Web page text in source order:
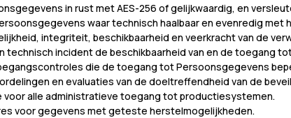
in rust met AES-256 of gelijkwaardig, en
waar technisch haalbaar en evenredig met
integriteit, beschikbaarheid en veerkracht van de
technisch incident de beschikbaarheid van en de toegang
die de toegang tot Persoonsgegevens
en evaluaties van de doeltreffendheid van de
alle administratieve toegang tot productiesystemen.
voor gegevens met geteste herstelmogelijkheden.